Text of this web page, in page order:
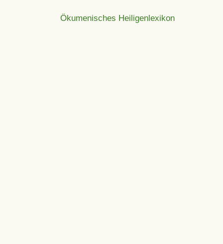
Ökumenisches Heiligenlexikon